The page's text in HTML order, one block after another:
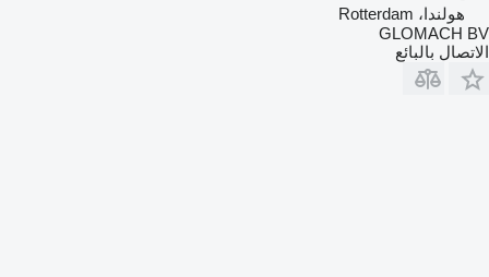
هولندا، Rotterdam
GLOMACH BV
الاتصال بالبائع